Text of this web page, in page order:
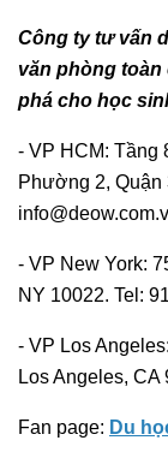
Công ty tư vấn
văn phòng toàn
phá cho học
- VP HCM: Tầng
Phường 2, Quận
- VP New York:
NY 10022. Tel:
- VP Los
Los Angeles, CA
Fan page: Du